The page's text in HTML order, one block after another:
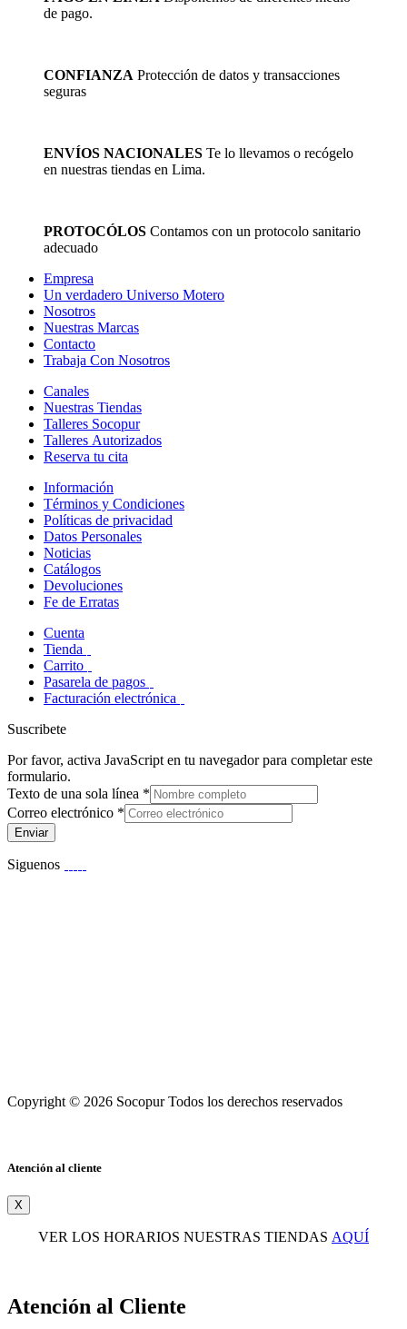
de pago.
CONFIANZA Protección de datos y transacciones
seguras
ENVÍOS NACIONALES Te lo llevamos o recógelo
en nuestras tiendas en Lima.
PROTOCÓLOS Contamos con un protocolo sanitario
adecuado
Empresa
Un verdadero Universo Motero
Nosotros
Nuestras Marcas
Contacto
Trabaja Con Nosotros
Canales
Nuestras Tiendas
Talleres Socopur
Talleres Autorizados
Reserva tu cita
Información
Términos y Condiciones
Políticas de privacidad
Datos Personales
Noticias
Catálogos
Devoluciones
Fe de Erratas
Cuenta
Tienda
Carrito
Pasarela de pagos
Facturación electrónica
Suscribete
Por favor, activa JavaScript en tu navegador para completar este
formulario.
Texto de una sola línea *
Correo electrónico *
Enviar
Siguenos
Copyright © 2026 Socopur Todos los derechos reservados
Atención al cliente
X
VER LOS HORARIOS NUESTRAS TIENDAS AQUÍ
Atención al Cliente